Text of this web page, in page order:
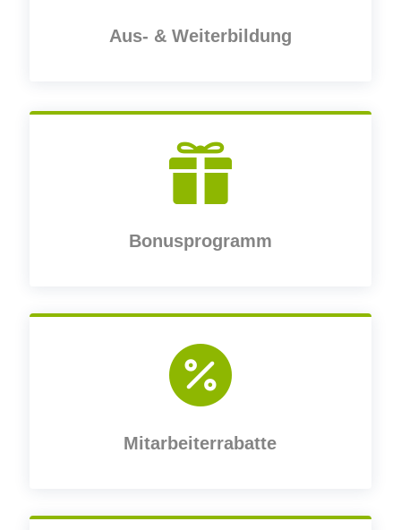
Aus- & Weiterbildung

Bonusprogramm

Mitarbeiterrabatte